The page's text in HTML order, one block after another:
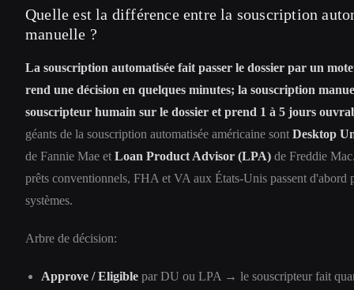
Quelle est la différence entre la souscription
manuelle ?
La souscription automatisée fait passer le dossier par un
rend une décision en quelques minutes; la souscription
souscripteur humain sur le dossier et prend 1 à 5 jours
géants de la souscription automatisée américaine sont Desktop
de Fannie Mae et Loan Product Advisor (LPA) de Freddie
prêts conventionnels, FHA et VA aux États-Unis passent d'abord
systèmes.
Arbre de décision:
Approve / Eligible par DU ou LPA → le souscripteur fait